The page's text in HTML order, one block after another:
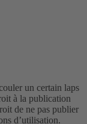
un certain laps
à la publication
de ne pas publier
d’utilisation.